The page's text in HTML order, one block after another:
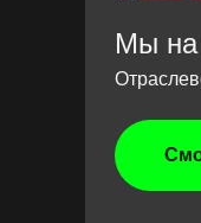
Мы на